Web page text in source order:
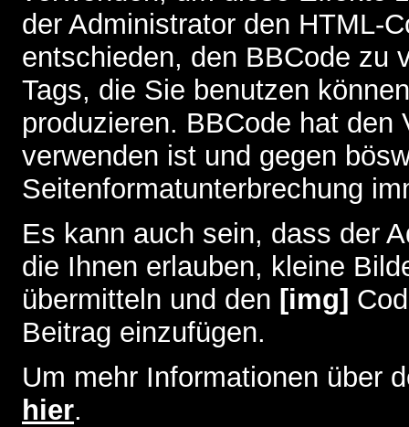
der Administrator den HTML-
entschieden, den BBCode zu
Tags, die Sie benutzen
produzieren. BBCode hat
verwenden ist und gegen
Seitenformatunterbrechung
Es kann auch sein, dass der
die Ihnen erlauben, kleine
übermitteln und den [img]
Beitrag einzufügen.
Um mehr Informationen über
hier.